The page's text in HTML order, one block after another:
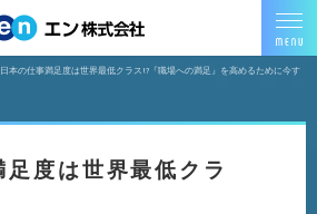
日本の仕事満足度は世界最低クラス!?『職場への満足』を高めるために今す
足度は世界最低クラ